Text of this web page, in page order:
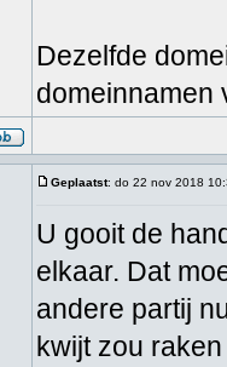
Dezelfde
domeinnamen
Geplaatst: do 22 nov 2018
U gooit de
elkaar. Dat
andere partij
kwijt zou